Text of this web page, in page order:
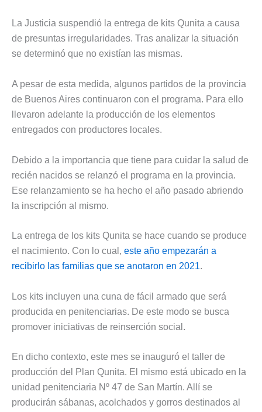
La Justicia suspendió la entrega de kits Qunita a causa
de presuntas irregularidades. Tras analizar la situación
se determinó que no existían las mismas.
A pesar de esta medida, algunos partidos de la provincia
de Buenos Aires continuaron con el programa. Para ello
llevaron adelante la producción de los elementos
entregados con productores locales.
Debido a la importancia que tiene para cuidar la salud de
recién nacidos se relanzó el programa en la provincia.
Ese relanzamiento se ha hecho el año pasado abriendo
la inscripción al mismo.
La entrega de los kits Qunita se hace cuando se produce
el nacimiento. Con lo cual, este año empezarán a
recibirlo las familias que se anotaron en 2021.
Los kits incluyen una cuna de fácil armado que será
producida en penitenciarias. De este modo se busca
promover iniciativas de reinserción social.
En dicho contexto, este mes se inauguró el taller de
producción del Plan Qunita. El mismo está ubicado en la
unidad penitenciaria Nº 47 de San Martín. Allí se
producirán sábanas, acolchados y gorros destinados al